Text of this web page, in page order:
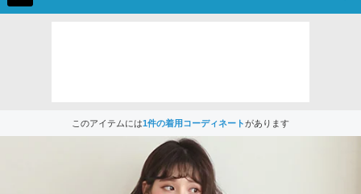
このアイテムには1件の着用コーディネートがあります